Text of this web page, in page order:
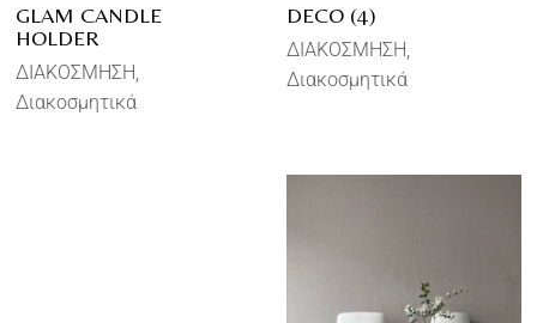
GLAM CANDLE
HOLDER
ΔΙΑΚΟΣΜΗΣΗ
Διακοσμητικά
DECO (4)
ΔΙΑΚΟΣΜΗΣΗ
Διακοσμητικά